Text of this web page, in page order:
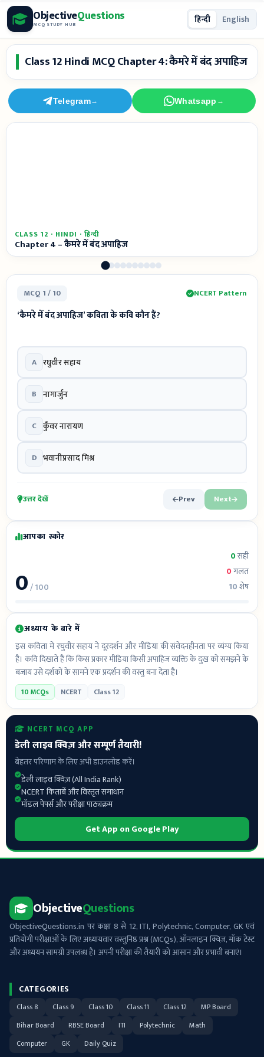
Skip
to
content
ObjectiveQuestions
MCQ STUDY HUB हिन्दी English
Class 12 Hindi MCQ Chapter 4: कैमरे में बंद अपाहिज
Telegram→ Whatsapp →
CLASS 12 · HINDI · हिन्दी
Chapter 4 – कैमरे में बंद अपाहिज
MCQ 1 / 10 NCERT Pattern
‘कैमरे में बंद अपाहिज’ कविता के कवि कौन हैं?
A रघुवीर सहाय
B नागार्जुन
C कुँवर नारायण
D भवानीप्रसाद मिश्र
उत्तर देखें Prev Next
आपका स्कोर
0/ 100
0सही
0गलत
10शेष
अध्याय के बारे में
इस कविता में रघुवीर सहाय ने दूरदर्शन और मीडिया की संवेदनहीनता पर व्यंग्य किया
है। कवि दिखाते हैं कि किस प्रकार मीडिया किसी अपाहिज व्यक्ति के दुख को समझने के
बजाय उसे दर्शकों के सामने एक प्रदर्शन की वस्तु बना देता है।
10 MCQs NCERT Class 12
NCERT MCQ APP
डेली लाइव क्विज़ और सम्पूर्ण तैयारी!
बेहतर परिणाम के लिए अभी डाउनलोड करें।
डेली लाइव क्विज़ (All India Rank)
NCERT किताबें और विस्तृत समाधान
मॉडल पेपर्स और परीक्षा पाठ्यक्रम
Get App on Google Play
ObjectiveQuestions
ObjectiveQuestions.in पर कक्षा 8 से 12, ITI, Polytechnic, Computer, GK एवं
प्रतियोगी परीक्षाओं के लिए अध्यायवार वस्तुनिष्ठ प्रश्न (MCQs), ऑनलाइन क्विज़, मॉक टेस्ट
और अध्ययन सामग्री उपलब्ध है। अपनी परीक्षा की तैयारी को आसान और प्रभावी बनाएं।
CATEGORIES
Class 8 Class 9 Class 10 Class 11 Class 12
MP Board
Bihar Board
RBSE Board ITI Polytechnic
Math
Computer
GK Daily Quiz